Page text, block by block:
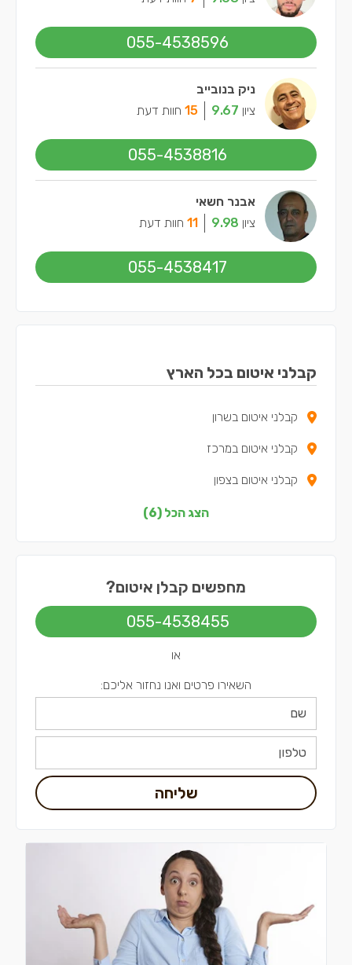
055-4538596
ניק בנובייב
ציון 9.67
15 חוות דעת
055-4538816
אבנר חשאי
ציון 9.98
11 חוות דעת
055-4538417
קבלני איטום בכל הארץ
קבלני איטום בשרון
קבלני איטום במרכז
קבלני איטום בצפון
קבלני איטום בשפלה
הצג הכל (6)
מחפשים קבלן איטום?
055-4538455
או
השאירו פרטים ואנו נחזור אליכם:
שליחה